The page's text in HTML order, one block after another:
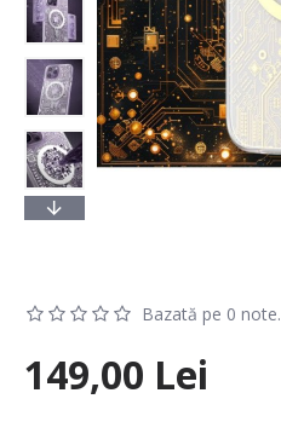
Bazată pe 0 note.
149,00 Lei